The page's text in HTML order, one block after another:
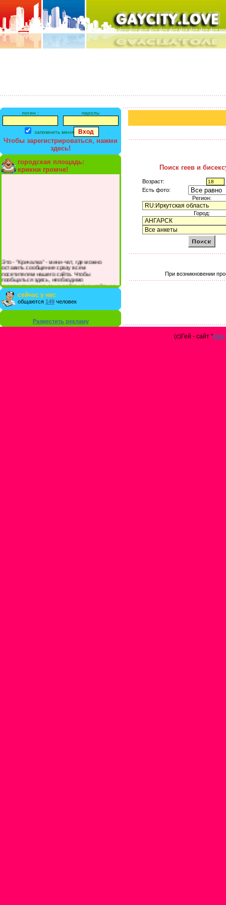
логин : пароль:
запомнить меня
Чтобы зарегистрироваться, нажми
здесь!
городская площадь:
крикни громче!
Это - "Кричалка" - мини-чат, где можно
оставить сообщение сразу всем
посетителям нашего сайта. Чтобы
пообщаться здесь, необходимо
зарегистрироваться на сайте и/или войти со
своими логином и паролем.
сейчас у нас
общаются 149 человек
Разместить рекламу
Поиск геев и
Возраст:
Есть фото:
Регион:
Город:
При возникновении
(с)Гей - сайт "Gay